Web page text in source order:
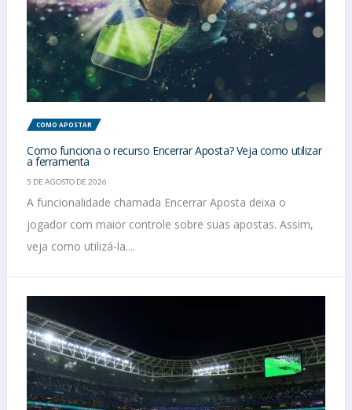
COMO APOSTAR
Como funciona o recurso Encerrar Aposta? Veja como utilizar
a ferramenta
5 DE AGOSTO DE 2026
A funcionalidade chamada Encerrar Aposta deixa o
jogador com maior controle sobre suas apostas. Assim,
veja como utilizá-la....